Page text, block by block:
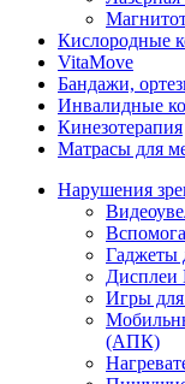
Кислородные
VitaMove
Бандажи,
Инвалидные
Кинезотерапия
Матрасы для
Нарушения
Гаджеты
Дисплеи
Игры для
(АПК)